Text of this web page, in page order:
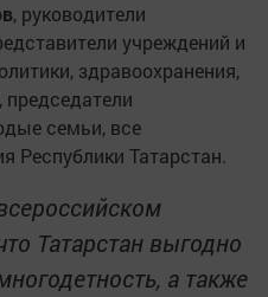
, руководители
учреждений и
здравоохранения,
председатели
семьи, все
Республики Татарстан.
Татарстан выгодно
а также